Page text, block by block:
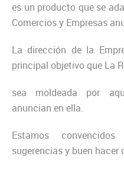
es un producto que se
Comercios y Empresas
La dirección de la
principal objetivo que La
sea moldeada por
anuncian en ella.
Estamos
sugerencias y buen